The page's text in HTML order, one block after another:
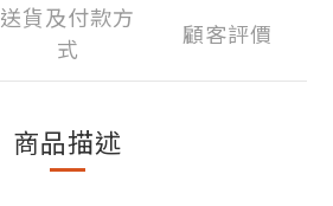
送貨及付款方
式
顧客評價
商品描述